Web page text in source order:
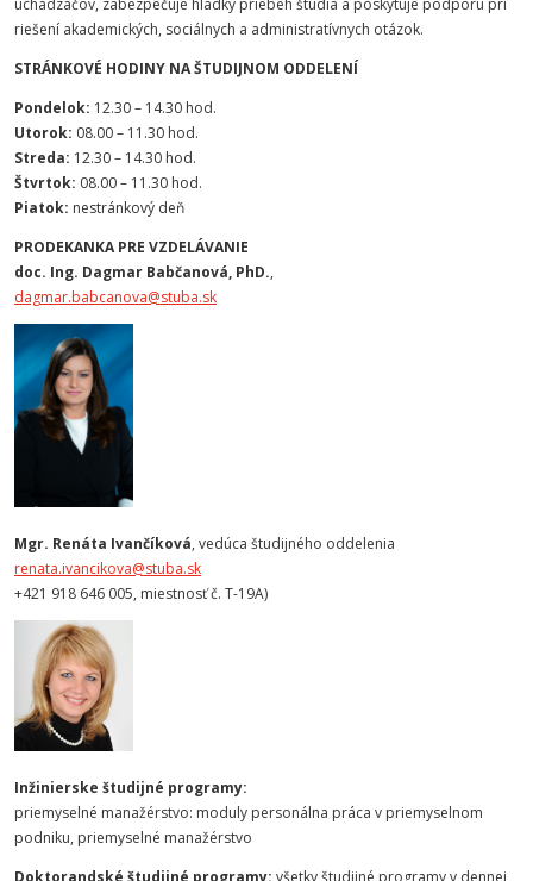
uchádzačov, zabezpečuje hladký priebeh štúdia a poskytuje podporu pri
riešení akademických, sociálnych a administratívnych otázok.
STRÁNKOVÉ HODINY NA ŠTUDIJNOM ODDELENÍ
Pondelok: 12.30 – 14.30 hod.
Utorok: 08.00 – 11.30 hod.
Streda: 12.30 – 14.30 hod.
Štvrtok: 08.00 – 11.30 hod.
Piatok: nestránkový deň
PRODEKANKA PRE VZDELÁVANIE
doc. Ing. Dagmar Babčanová, PhD.,
dagmar.babcanova@stuba.sk
Mgr. Renáta Ivančíková, vedúca študijného oddelenia
renata.ivancikova@stuba.sk
+421 918 646 005, miestnosť č. T-19A)
Inžinierske študijné programy:
priemyselné manažérstvo: moduly personálna práca v priemyselnom
podniku, priemyselné manažérstvo
Doktorandské študijné programy: všetky študijné programy v dennej